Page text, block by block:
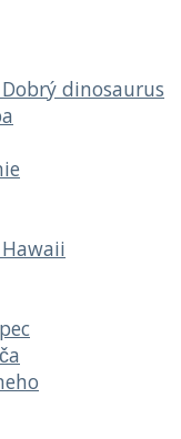
dinosaurus